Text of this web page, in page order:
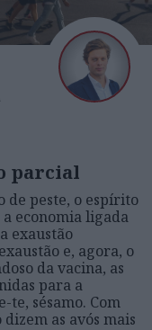
parcial
de peste, o espírito
economia ligada
exaustão
e, agora, o
da vacina, as
para a
te, sésamo. Com
as avós mais